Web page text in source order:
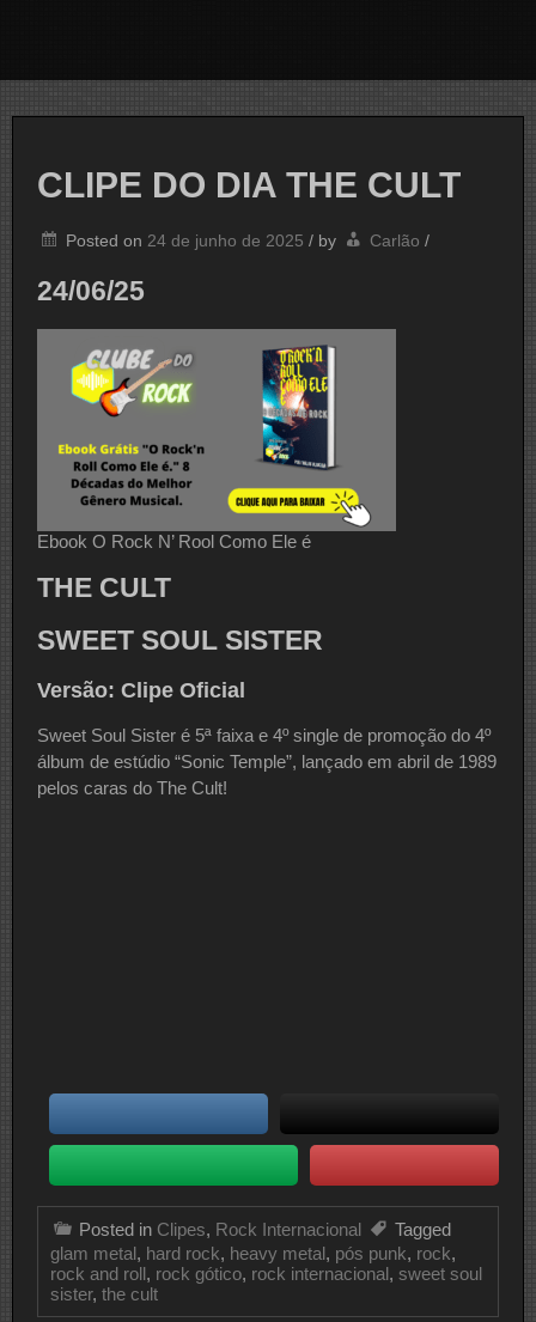
CLIPE DO DIA THE CULT
Posted on 24 de junho de 2025 / by Carlão /
24/06/25
Ebook O Rock N’ Rool Como Ele é
THE CULT
SWEET SOUL SISTER
Versão: Clipe Oficial
Sweet Soul Sister é 5ª faixa e 4º single de promoção do 4º
álbum de estúdio “Sonic Temple”, lançado em abril de 1989
pelos caras do The Cult!
Posted in Clipes, Rock Internacional
Tagged
glam metal, hard rock, heavy metal, pós punk, rock,
rock and roll, rock gótico, rock internacional, sweet soul
sister, the cult